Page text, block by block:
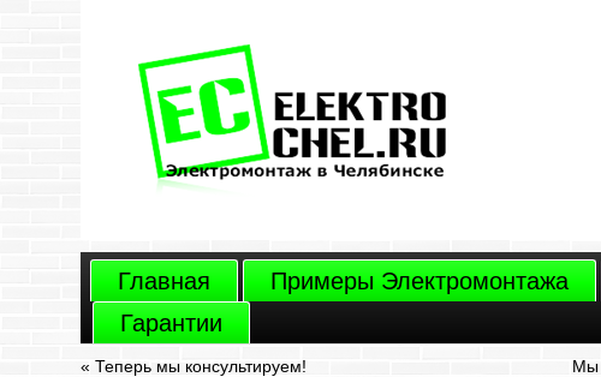
Главная Примеры Электромонтажа
Гарантии
«Теперь мы консультируем! Мы